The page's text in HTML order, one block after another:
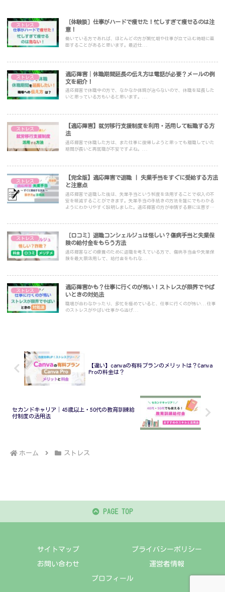
ストレス
［体験談］仕事がハードで痩せた！忙しすぎて痩せるのは注
意！
働いている方であれば、ほとんどの方が繁忙期や仕事が立て込む時期に直
面することがあると思います。最近仕...
ストレス
適応障害│休職期間延長の伝え方は電話が必要？メールの例
文を紹介！
適応障害で休職中の方で、なかなか体調が治らないので、休職を延長した
いと思っている方もいると思います。...
ストレス
【適応障害】就労移行支援制度を利用・活用して転職する方
法
適応障害で休職した方は、また仕事に復帰しようと思っても離職していた
期間が長いと再就職が不安ですよね。...
ストレス
【完全版】適応障害で退職 | 失業手当をすぐに受給する方法
と注意点
適応障害で退職した後は、失業手当という制度を活用することで収入の不
安を軽減することができます。失業手当の手続きの方法を誰にでもわかる
ようにわかりやすく説明しました。適応障害の方が申請する際に注意する
ストレス
［口コミ］退職コンシェルジュは怪しい？傷病手当と失業保
険の給付金をもらう方法
適応障害などの療養のために退職を考えている方で、傷病手当金や失業保
険を最大限活用して、給付金をもれな...
ストレス
適応障害かも？仕事に行くのが怖い！ストレスが限界でやば
いときの対処法
職場が合わなかったり、多忙を極めていると、仕事に行くのが怖い...仕事
のストレスがやばい仕事から逃げ...
【違い】canvaの有料プランのメリットは？Canva
Proの料金は？
セカンドキャリア│45歳以上・50代の教育訓練給
付制度の活用法
ホーム ストレス
PAGE TOP
サイトマップ プライバシーポリシー
お問い合わせ 運営者情報
プロフィール